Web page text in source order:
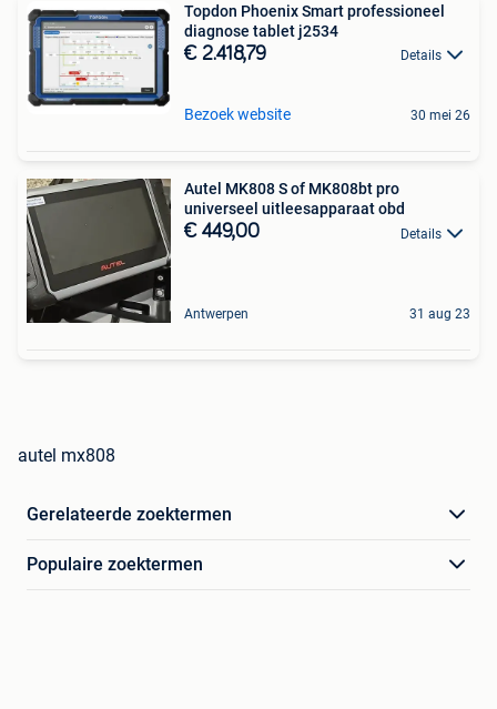
Topdon Phoenix Smart professioneel
diagnose tablet j2534
€ 2.418,79 Details
Bezoek website 30 mei 26
Autel MK808 S of MK808bt pro
universeel uitleesapparaat obd
€ 449,00 Details
Antwerpen 31 aug 23
autel mx808
Gerelateerde zoektermen
Populaire zoektermen